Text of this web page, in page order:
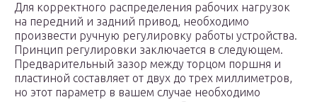
Для корректного распределения рабочих нагрузок
на передний и задний привод, необходимо
произвести ручную регулировку работы устройства.
Принцип регулировки заключается в следующем.
Предварительный зазор между торцом поршня и
пластиной составляет от двух до трех миллиметров,
но этот параметр в вашем случае необходимо